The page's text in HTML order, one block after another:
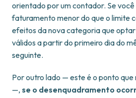
orientado por um contador. Se
faturamento menor do que o limite
efeitos da nova categoria que optar
válidos a partir do primeiro dia do
seguinte.
Por outro lado — este é o ponto
—, se o desenquadramento